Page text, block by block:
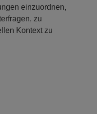
einzuordnen,
zu
Kontext zu